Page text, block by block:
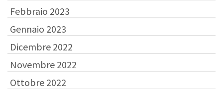
Febbraio 2023
Gennaio 2023
Dicembre 2022
Novembre 2022
Ottobre 2022